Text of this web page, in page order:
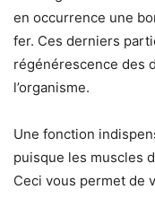
en occurrence une
fer. Ces derniers
régénérescence des
l’organisme.
Une fonction
puisque les muscles
Ceci vous permet de